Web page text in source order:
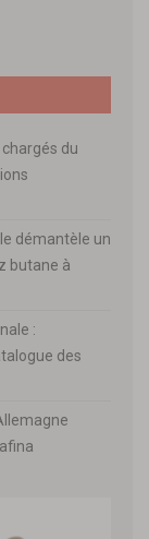
du
démantèle un
butane à
:
des